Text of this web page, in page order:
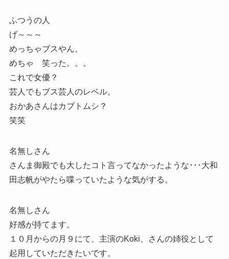
ふつうの人
げ～～～
めっちゃブスやん。
めちゃ 笑った。。。
これで女優？
芸人でもブス芸人のレベル。
おかあさんはカブトムシ？
笑笑
名無しさん
さんま御殿でも大したコト言ってなかったような･･･大和
田志帆がやたら喋っていたような気がする。
名無しさん
好感が持てます。
１０月からの月９にて、主演のKoki、さんの姉役として
起用していただきたいです。